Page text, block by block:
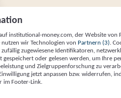
institutional-money.com, der Website von
wir Technologien von Partnern (3) .
zugewiesene Identifikatoren,
oder gelesen werden, um Ihre
und Zielgruppenforschung zu
jetzt anpassen bzw. widerrufen,
im Footer-Link.